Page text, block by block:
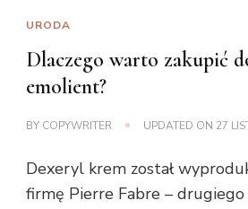
URODA
Dlaczego warto zakupić
emolient?
BY COPYWRITER UPDATED ON 27
Dexeryl krem został
firmę Pierre Fabre –